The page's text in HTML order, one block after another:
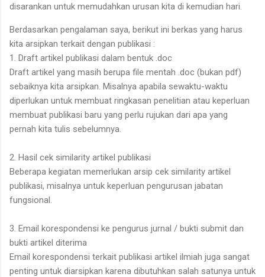
disarankan untuk memudahkan urusan kita di kemudian hari.
Berdasarkan pengalaman saya, berikut ini berkas yang harus
kita arsipkan terkait dengan publikasi :
1. Draft artikel publikasi dalam bentuk .doc
Draft artikel yang masih berupa file mentah .doc (bukan pdf)
sebaiknya kita arsipkan. Misalnya apabila sewaktu-waktu
diperlukan untuk membuat ringkasan penelitian atau keperluan
membuat publikasi baru yang perlu rujukan dari apa yang
pernah kita tulis sebelumnya.
2. Hasil cek similarity artikel publikasi
Beberapa kegiatan memerlukan arsip cek similarity artikel
publikasi, misalnya untuk keperluan pengurusan jabatan
fungsional.
3. Email korespondensi ke pengurus jurnal / bukti submit dan
bukti artikel diterima
Email korespondensi terkait publikasi artikel ilmiah juga sangat
penting untuk diarsipkan karena dibutuhkan salah satunya untuk